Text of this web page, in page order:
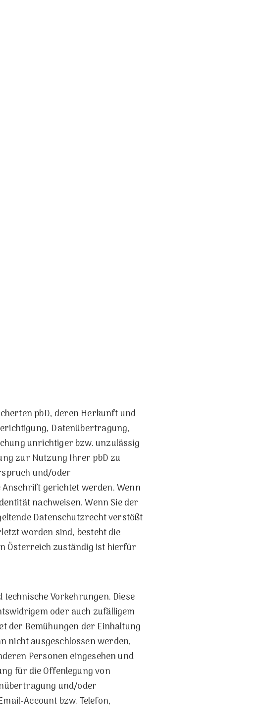
pbD, deren Herkunft und
Datenübertragung,
unrichtiger bzw. unzulässig
zur Nutzung Ihrer pbD zu
und/oder
gerichtet werden. Wenn
nachweisen. Wenn Sie der
Datenschutzrecht verstößt
worden sind, besteht die
Österreich zuständig ist hierfür
Vorkehrungen. Diese
oder auch zufälligem
der Bemühungen der Einhaltung
nicht ausgeschlossen werden,
Personen eingesehen und
für die Offenlegung von
und/oder
Account bzw. Telefon,